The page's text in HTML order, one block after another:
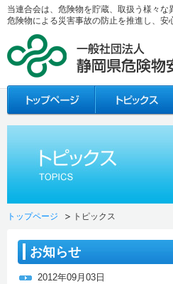
当連合会は、危険物を貯蔵、取扱う様々
危険物による災害事故の防止を推進し、
トップページ トピックス
お知らせ
2012年09月03日